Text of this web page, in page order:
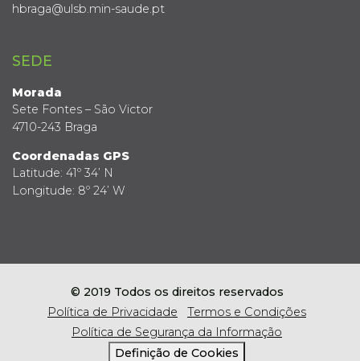
hbraga@ulsb.min-saude.pt
SEDE
Morada
Sete Fontes – São Victor
4710-243 Braga
Coordenadas GPS
Latitude: 41º 34’ N
Longitude: 8º 24’ W
© 2019 Todos os direitos reservados
Política de Privacidade
Termos e Condições
Política de Segurança da Informação
Definição de Cookies